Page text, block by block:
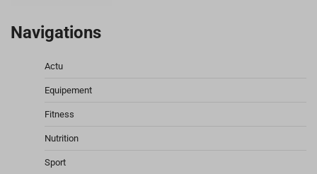
Navigations
Actu
Equipement
Fitness
Nutrition
Sport